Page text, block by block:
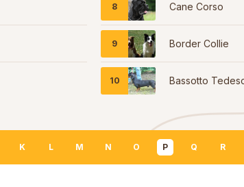
Cane Corso
Border Collie
Bassotto
K L M N O P Q R